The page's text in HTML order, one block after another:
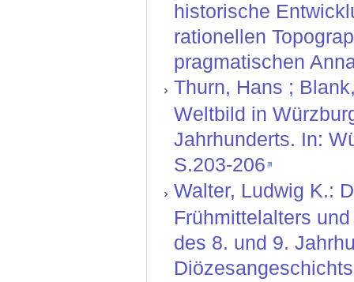
historische
rationellen
pragmatischen
Thurn, Hans ;
Weltbild in
Jahrhunderts. In:
S.203-206
Walter, Ludwig K.:
Frühmittelalters
des 8. und 9.